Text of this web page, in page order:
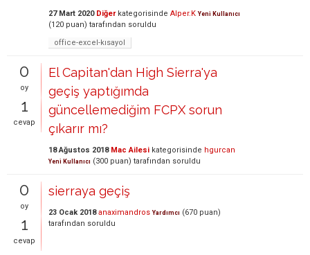
27 Mart 2020 Diğerkategorisinde Alper.K Yeni Kullanıcı
(120 puan) tarafından soruldu
office-excel-kısayol
0
oy
1
cevap
El Capitan'dan High Sierra'ya
geçiş yaptığımda
güncellemediğim FCPX sorun
çıkarır mı?
18 Ağustos 2018 Mac Ailesi kategorisinde hgurcan
Yeni Kullanıcı (300 puan) tarafından soruldu
0
oy
1
cevap
sierraya geçiş
23 Ocak 2018 anaximandros Yardımcı (670 puan)
tarafından soruldu